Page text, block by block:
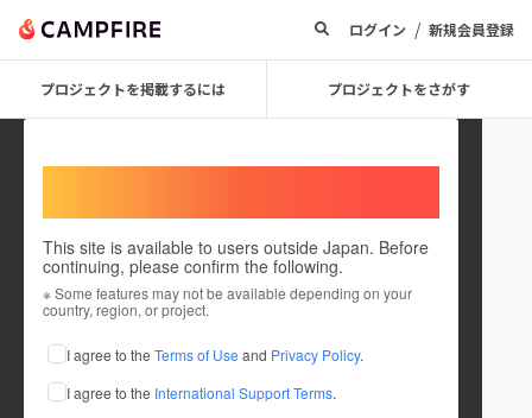
ログイン / 新規会員登録
プロジェクトを掲載するには プロジェクトをさがす
This site is available to users outside Japan. Before
continuing, please confirm the following.
※ Some features may not be available depending on your
country, region, or project.
I agree to the Terms of Use and Privacy Policy.
I agree to the International Support Terms.
hirooki hatori
これまでに3回支援して1件のプロジェクトを投稿しています
在住国：日本 現在地：東京都